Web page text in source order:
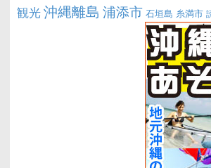
観光沖縄離島 浦添市 石垣島 糸満市